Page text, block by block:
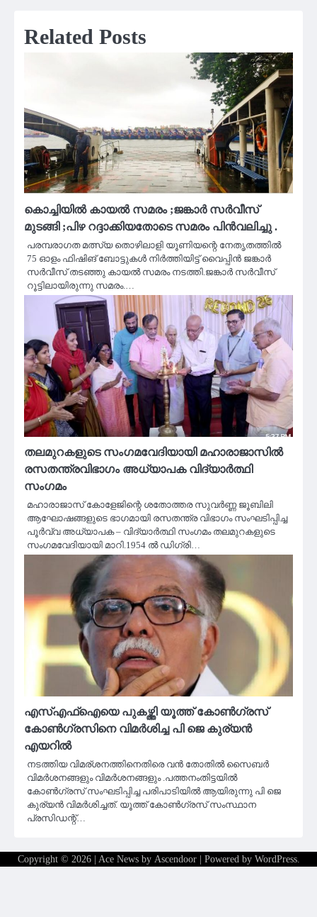
Related Posts
കൊച്ചിയിൽ കായൽ സമരം ;ജങ്കാർ സർവീസ്
മുടങ്ങി ;പിഴ റദ്ദാക്കിയതോടെ സമരം പിൻവലിച്ചു .
പരമ്പരാഗത മത്സ്യ തൊഴിലാളി യൂണിയന്റെ നേതൃതത്തിൽ
75 ഓളം ഫിഷിങ് ബോട്ടുകൾ നിർത്തിയിട്ട് വൈപ്പിൻ ജങ്കാർ
സർവീസ് തടഞ്ഞു കായൽ സമരം നടത്തി.ജങ്കാർ സർവീസ്
റൂട്ടിലായിരുന്നു സമരം.…
തലമുറകളുടെ സംഗമവേദിയായി മഹാരാജാസിൽ
രസതന്ത്രവിഭാഗം അധ്യാപക വിദ്യാർത്ഥി
സംഗമം
മഹാരാജാസ് കോളേജിന്റെ ശതോത്തര സുവർണ്ണ ജൂബിലി
ആഘോഷങ്ങളുടെ ഭാഗമായി രസതന്ത്ര വിഭാഗം സംഘടിപ്പിച്ച
പൂർവ്വ അധ്യാപക – വിദ്യാർത്ഥി സംഗമം തലമുറകളുടെ
സംഗമവേദിയായി മാറി.1954 ൽ ഡിഗ്രി…
എസ്എഫ്ഐയെ പുകഴ്ത്തി യൂത്ത് കോണ്‍ഗ്രസ്
കോണ്‍ഗ്രസിനെ വിമര്‍ശിച്ച പി ജെ കുര്യന്‍
എയറിൽ
നടത്തിയ വിമര്ശനത്തിനെതിരെ വൻ തോതിൽ സൈബർ
വിമർശനങ്ങളും വിമർശനങ്ങളും .പത്തനംതിട്ടയില്‍
കോണ്‍ഗ്രസ് സംഘടിപ്പിച്ച പരിപാടിയില്‍ ആയിരുന്നു പി ജെ
കുര്യന്‍ വിമർശിച്ചത്. യൂത്ത് കോണ്‍ഗ്രസ് സംസ്ഥാന
പ്രസിഡന്റ്…
Copyright © 2026 | Ace News by Ascendoor| Powered by WordPress.